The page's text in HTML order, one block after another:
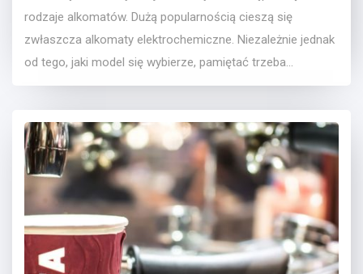
rodzaje alkomatów. Dużą popularnością cieszą się
zwłaszcza alkomaty elektrochemiczne. Niezależnie jednak
od tego, jaki model się wybierze, pamiętać trzeba...